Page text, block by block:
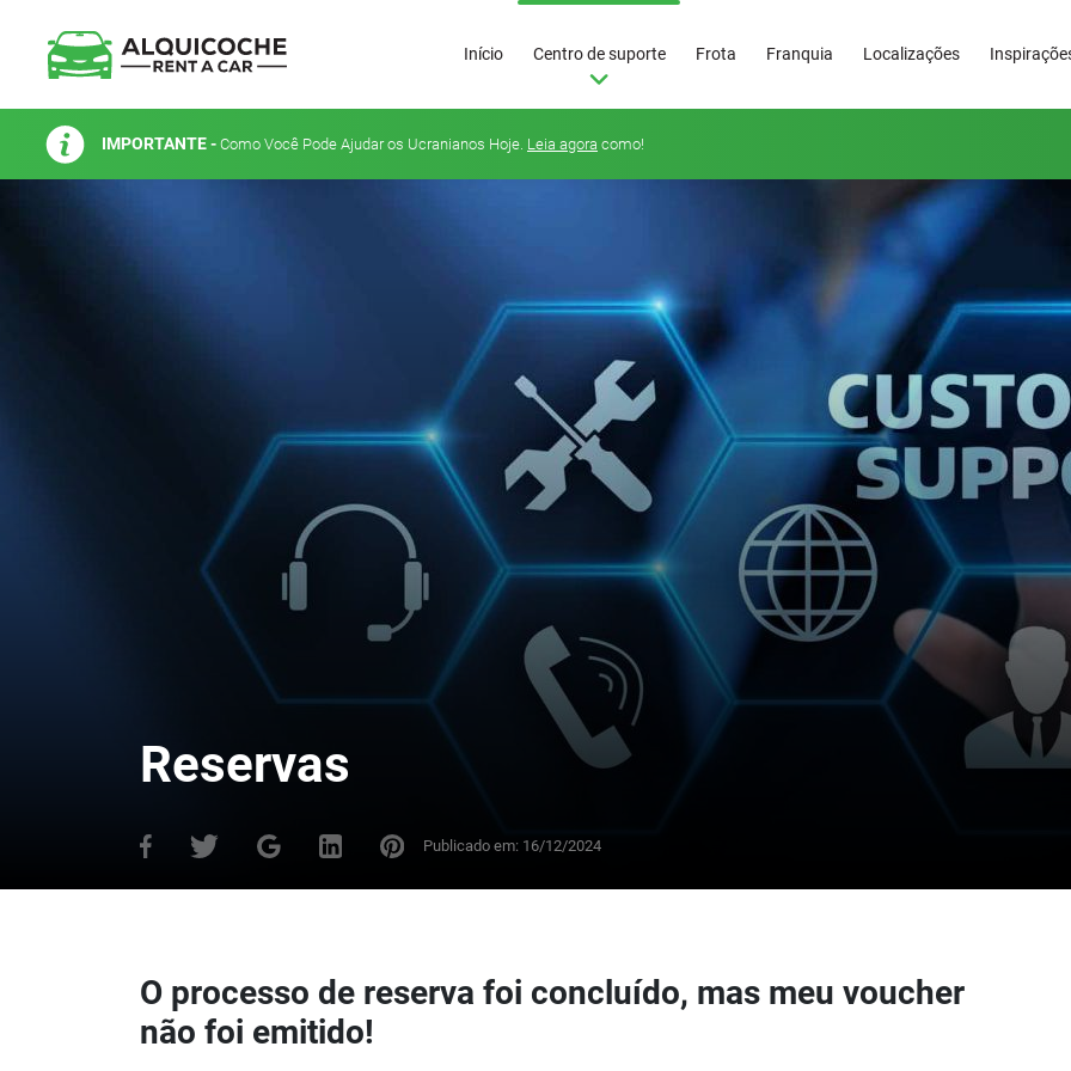
Início Centro de suporte Frota Franquia Localizações
IMPORTANTE - Como Você Pode Ajudar os Ucranianos Hoje. Leia agora como!
Reservas
Publicado em: 16/12/2024
O processo de reserva foi concluído, mas meu voucher
não foi emitido!